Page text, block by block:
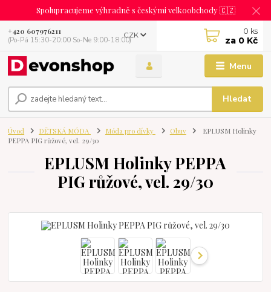
Spolupracujeme výhradně s českými velkoobchody 🇨🇿
Menu
CZK
Hledat
+420 607976211
(Po-Pá 15:30-20:00 So-Ne 9:00-18:00)
0 ks
za 0 Kč
Úvod DĚTSKÁ MÓDA Móda pro dívky Obuv
EPLUSM Holinky
PEPPA PIG růžové, vel. 29/30
EPLUSM Holinky PEPPA
PIG růžové, vel. 29/30